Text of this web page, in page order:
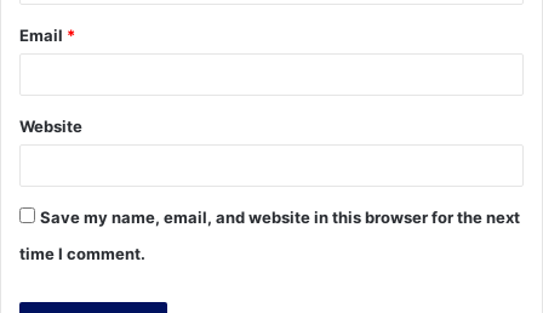
Email *
Website
Save my name, email, and website in this browser for the next
time I comment.